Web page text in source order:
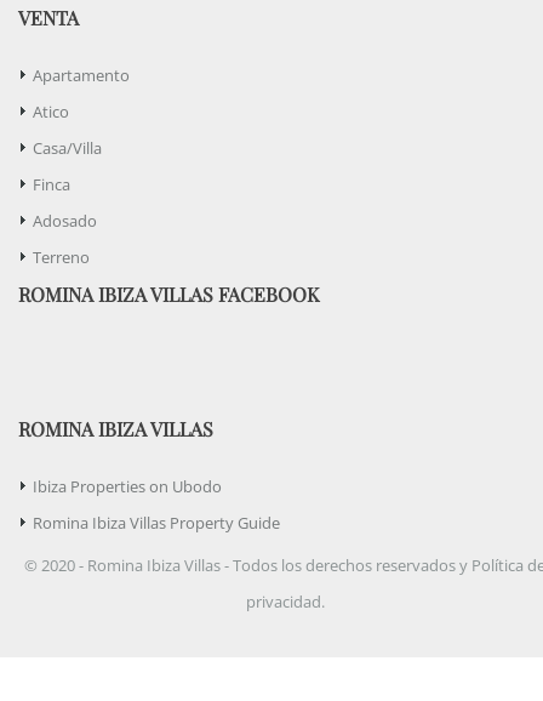
VENTA
Apartamento
Atico
Casa/Villa
Finca
Adosado
Terreno
ROMINA IBIZA VILLAS FACEBOOK
ROMINA IBIZA VILLAS
Ibiza Properties on Ubodo
Romina Ibiza Villas Property Guide
© 2020 - Romina Ibiza Villas - Todos los derechos reservados y Política
privacidad.